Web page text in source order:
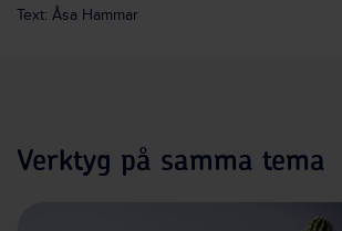
Text: Åsa Hammar
Verktyg på samma tema